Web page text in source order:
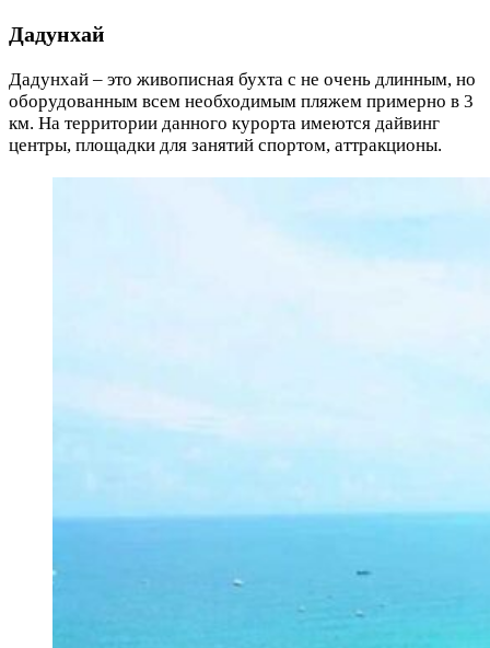
Дадунхай
Дадунхай – это живописная бухта с не очень длинным, но
оборудованным всем необходимым пляжем примерно в 3
км. На территории данного курорта имеются дайвинг
центры, площадки для занятий спортом, аттракционы.